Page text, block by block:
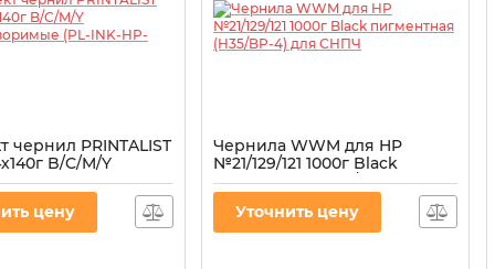
чернил PRINTALIST
B/C/M/Y
(PL-INK-
INK-HP-SET4
цену
Чернила WWM для HP
№21/129/121 1000г Black
пигментная (H35/BP-4) для
СНПЧ
Артикул:H35/BP-4
Уточнить цену